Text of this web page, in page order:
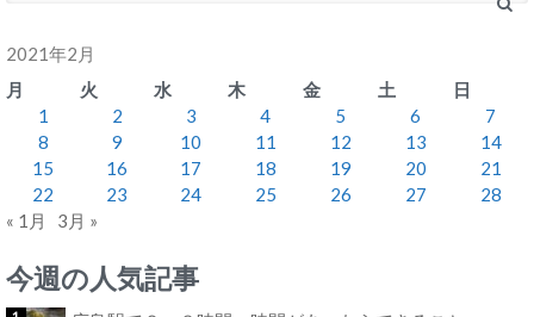
2021年2月
月
火 水 木 金 土
日
1
2 3 4 5 6
7
8
9 10 11 12 13
14
15
16 17 18 19 20
21
22
23 24 25 26 27
28
« 1月
3月 »
今週の人気記事